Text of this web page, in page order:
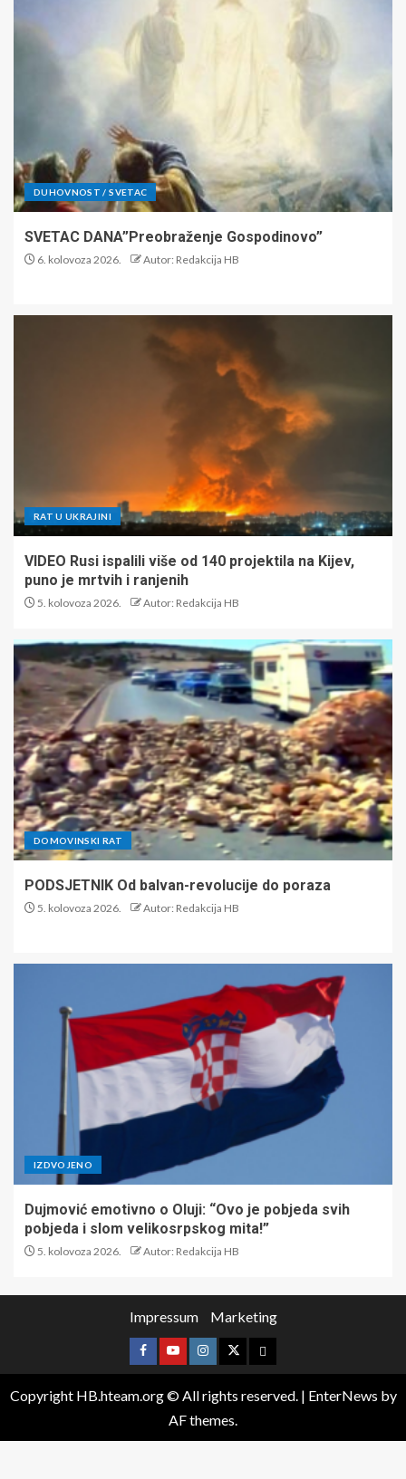
DUHOVNOST / SVETAC
SVETAC DANA”Preobraženje Gospodinovo”
6. kolovoza 2026. Autor: Redakcija HB
RAT U UKRAJINI
VIDEO Rusi ispalili više od 140 projektila na Kijev,
puno je mrtvih i ranjenih
5. kolovoza 2026. Autor: Redakcija HB
DOMOVINSKI RAT
PODSJETNIK Od balvan-revolucije do poraza
5. kolovoza 2026. Autor: Redakcija HB
IZDVOJENO
Dujmović emotivno o Oluji: “Ovo je pobjeda svih
pobjeda i slom velikosrpskog mita!”
5. kolovoza 2026. Autor: Redakcija HB
Impressum Marketing
Copyright HB.hteam.org © All rights reserved. | EnterNews by
AF themes.